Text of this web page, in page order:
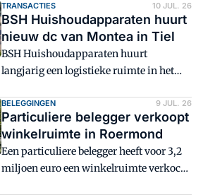
Bosch, Breda, Tilburg, Heerlen en
Maastricht.
TRANSACTIES 10 JUL. 26
BSH Huishoudapparaten huurt
nieuw dc van Montea in Tiel
BSH Huishoudapparaten huurt
langjarig een logistieke ruimte in het
logistiek vastgoedontwikkelaar en -
investeerder Montea.
BELEGGINGEN 9 JUL. 26
Particuliere belegger verkoopt
winkelruimte in Roermond
Een particuliere belegger heeft voor 3,2
miljoen euro een winkelruimte verkocht